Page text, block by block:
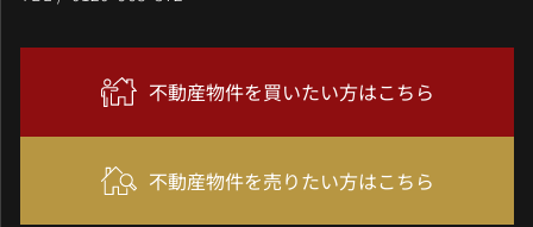
不動産物件を買いたい方はこちら
不動産物件を売りたい方はこちら